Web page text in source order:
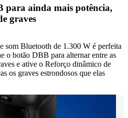
para ainda mais potência,
graves
som Bluetooth de 1.300 W é perfeita
o botão DBB para alternar entre as
e ative o Reforço dinâmico de
os graves estrondosos que elas